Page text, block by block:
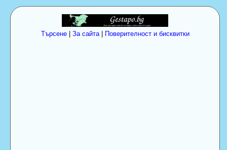
Търсене| За сайта| Поверителност и бисквитки